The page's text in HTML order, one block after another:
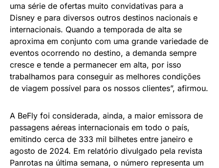
uma série de ofertas muito convidativas para a
Disney e para diversos outros destinos nacionais e
internacionais. Quando a temporada de alta se
aproxima em conjunto com uma grande variedade de
eventos ocorrendo no destino, a demanda sempre
cresce e tende a permanecer em alta, por isso
trabalhamos para conseguir as melhores condições
de viagem possível para os nossos clientes”, afirmou.
A BeFly foi considerada, ainda, a maior emissora de
passagens aéreas internacionais em todo o país,
emitindo cerca de 333 mil bilhetes entre janeiro e
agosto de 2024. Em relatório divulgado pela revista
Panrotas na última semana, o número representa um